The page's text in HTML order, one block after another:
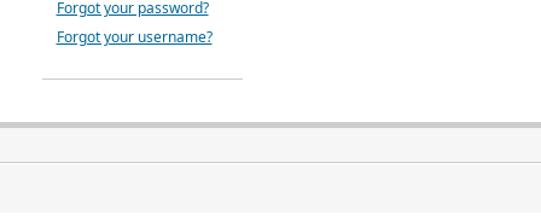
Forgot your password?
Forgot your username?